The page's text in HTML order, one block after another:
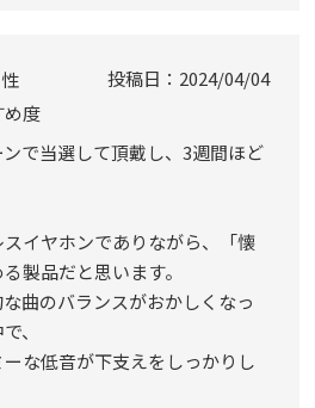
投稿日
2024/04/04
め度
で当選して頂戴し、3週間ほど
イヤホンでありながら、「懐
製品だと思います。
曲のバランスがおかしくなっ
、
な低音が下支えをしっかりし